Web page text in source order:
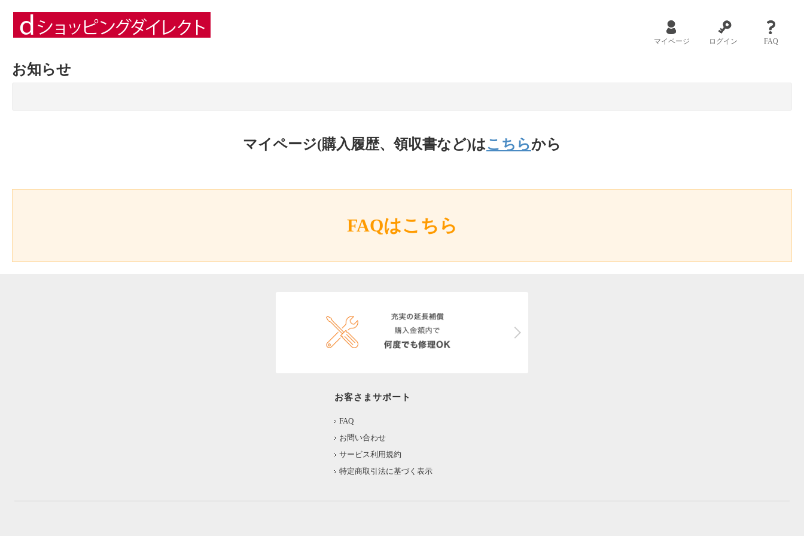
マイページ ログイン FAQ
お知らせ
マイページ(購入履歴、領収書など)はこちらから
FAQはこちら
お客さまサポート
FAQ
お問い合わせ
サービス利用規約
特定商取引法に基づく表示